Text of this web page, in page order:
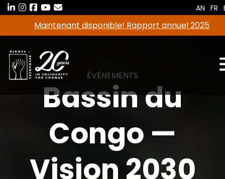
Aller
au
Maintenant disponible! Rapport annuel 2025
AN FR
ÉVÉNEMENTS
Bassin du
Congo —
Vision 2030